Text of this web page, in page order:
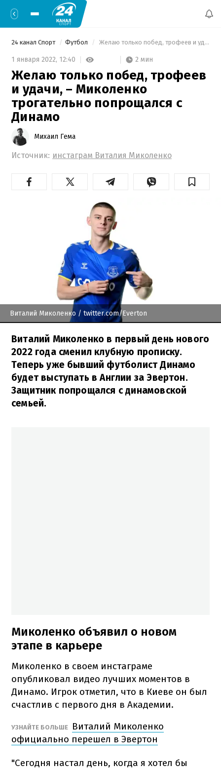
24 канал Спорт Футбол Желаю только побед, трофеев и удачи, – Миколенко трогательно попрощался с Динамо
1 января 2022, 12:40 2 мин
Желаю только побед, трофеев
и удачи, – Миколенко
трогательно попрощался с
Динамо
Михаил Гема
Источник: инстаграм Виталия Миколенко
Виталий Миколенко / twitter.com/Everton
Виталий Миколенко в первый день нового
2022 года сменил клубную прописку.
Теперь уже бывший футболист Динамо
будет выступать в Англии за Эвертон.
Защитник попрощался с динамовской
семьей.
Миколенко объявил о новом
этапе в карьере
Миколенко в своем инстаграме
опубликовал видео лучших моментов в
Динамо. Игрок отметил, что в Киеве он был
счастлив с первого дня в Академии.
УЗНАЙТЕ БОЛЬШЕ
Виталий Миколенко
официально перешел в Эвертон
"Сегодня настал день, когда я хотел бы